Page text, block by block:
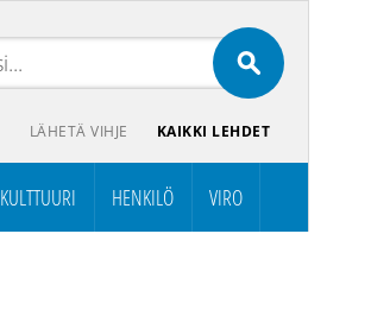
LÄHETÄ VIHJE KAIKKI LEHDET
KULTTUURI HENKILÖ VIRO